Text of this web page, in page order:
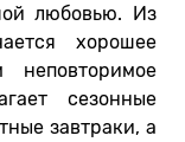
любовью. Из
хорошее
сезонные
завтраки, а